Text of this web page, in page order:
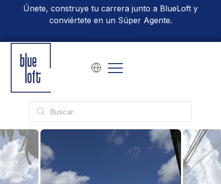
Únete, construye tu carrera junto a BlueLoft y
conviértete en un Súper Agente.